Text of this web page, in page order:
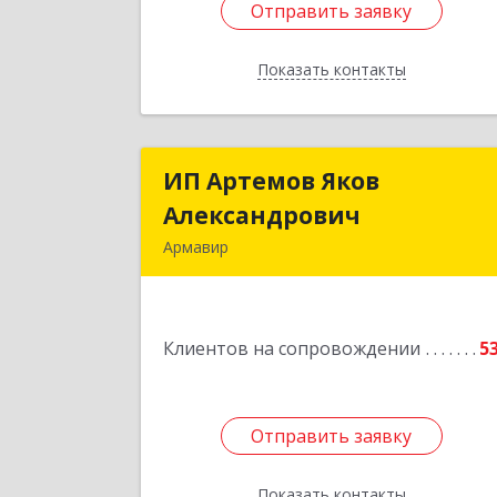
Отправить заявку
Показать контакты
Отправить заявку
Назад
ИП Артемов Яков
Александрович
Армавир
Клиентов на сопровождении
Отправить заявку
ИП Артемов Яков
Александрович
Отправить заявку